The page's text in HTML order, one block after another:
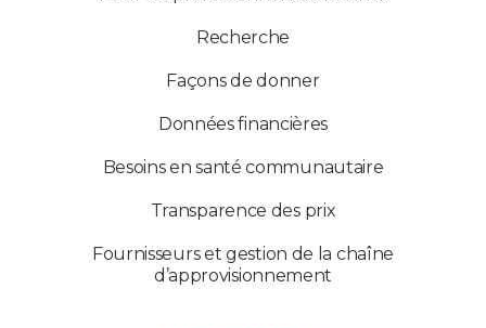
Recherche
Façons de donner
Données financières
Besoins en santé communautaire
Transparence des prix
Fournisseurs et gestion de la chaîne
d’approvisionnement